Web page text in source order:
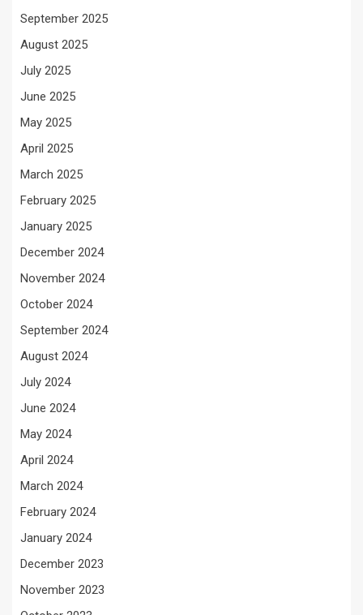
September 2025
August 2025
July 2025
June 2025
May 2025
April 2025
March 2025
February 2025
January 2025
December 2024
November 2024
October 2024
September 2024
August 2024
July 2024
June 2024
May 2024
April 2024
March 2024
February 2024
January 2024
December 2023
November 2023